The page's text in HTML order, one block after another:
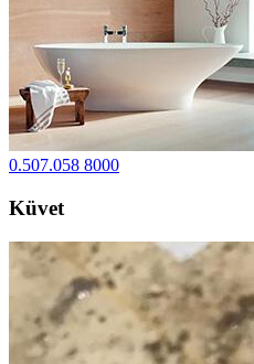
0.507.058 8000
Küvet